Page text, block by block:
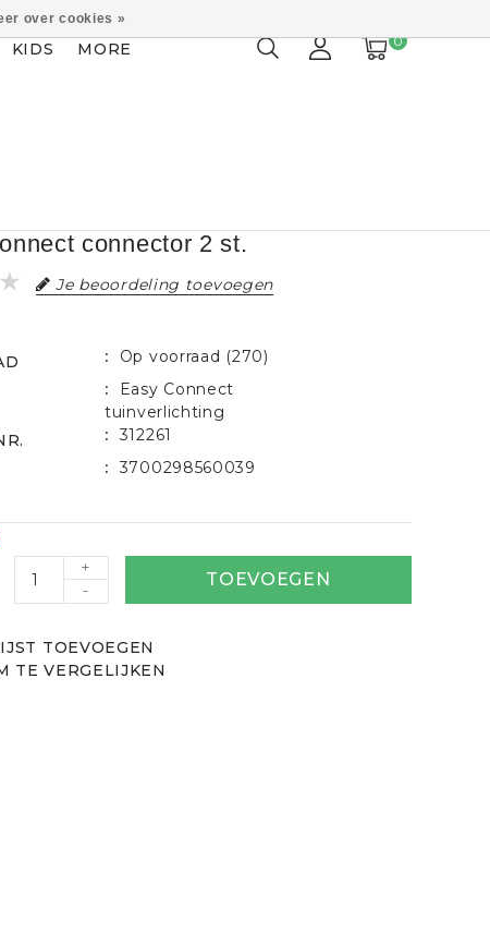
KIDS MORE 0
connector 2 st.
Je beoordeling toevoegen
Op voorraad (270)
Easy Connect
tuinverlichting
312261
3700298560039
+
-
TOEVOEGEN
TOEVOEGEN
TE VERGELIJKEN
over cookies »